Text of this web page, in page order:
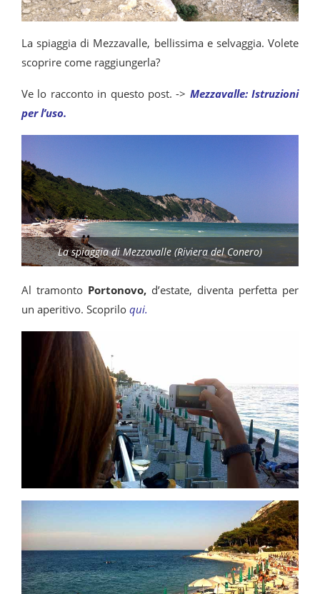
La spiaggia di Mezzavalle, bellissima e selvaggia. Volete
scoprire come raggiungerla?
Ve lo racconto in questo post. -> Mezzavalle: Istruzioni
per l’uso.
La spiaggia di Mezzavalle (Riviera del Conero)
Al tramonto Portonovo, d’estate, diventa perfetta per
un aperitivo. Scoprilo qui.